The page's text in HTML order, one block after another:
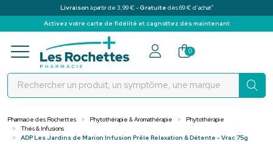
Livraison à partir de 3,99 € -Gratuite dès 69 € d’achat*
Activez votre carte de fidélité et cagnottez dès maintenant
Pharmacie des Rochettes Votre
0
Pharmacie des Rochettes Phytothérapie & Aromathérapie
Phytothérapie
Thés & Infusions
ADP Les Jardins de Marion Infusion Prêle Relaxation & Détente - Vrac 75g